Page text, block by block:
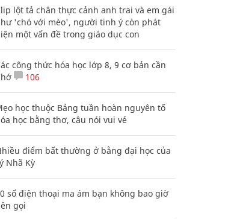
lột tả chân thực cảnh anh trai và em gái
'chó với mèo', người tinh ý còn phát
một vấn đề trong giáo dục con
công thức hóa học lớp 8, 9 cơ bản cần
106
học thuộc Bảng tuần hoàn nguyên tố
học bằng thơ, câu nói vui vẻ
điểm bất thường ở bằng đại học của
Nhã Kỳ
số điện thoại ma ám bạn không bao giờ
gọi